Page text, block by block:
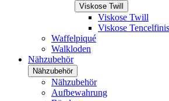
Viskose Twill
Viskose Twill
Viskose
Waffelpiqué
Walkloden
Nähzubehör
Nähzubehör
Nähzubehör
Aufbewahrung